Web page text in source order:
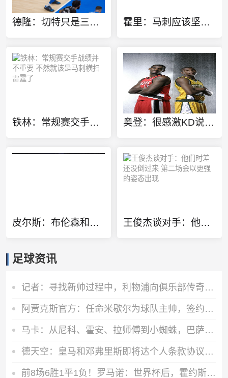
德隆：切特只是三当家 若能换字母哥雷霆GM肯定会送走他 霍里：马刺应该坚持原来的比赛计划 他们就是这样赢雷霆的
铁林：常规赛交手战绩并不重要 不然就该是马刺横扫雷霆了 奥登：很感激KD说我不是水货 我得到过机会也进了总决赛
皮尔斯：布伦森和SGA是控卫中最会得分的 但卡斯尔已做好准备 王俊杰谈对手：他们时差还没倒过来 第二场会以更强的姿态出现
足球资讯
记者：寻找新帅过程中，利物浦向俱乐部传奇教头克洛普征询了意见
阿贾克斯官方：任命米歇尔为球队主帅，签约两年至2028年
马卡：从尼科、霍安、拉师傅到小蜘蛛，巴萨的转会操作正四处树敌
德天空：皇马和邓弗里斯即将达个人条款协议，是否激活解约金未知
前8场6胜1平1负！罗马诺：世界杯后，霍约斯将继续执教迈阿密国际